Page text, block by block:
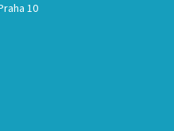
10